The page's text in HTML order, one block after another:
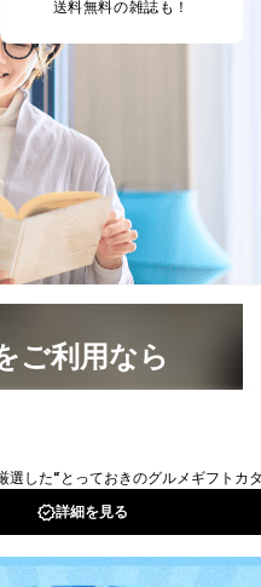
送料無料の雑誌も！
ご利用なら
み放題！
FOR IOS